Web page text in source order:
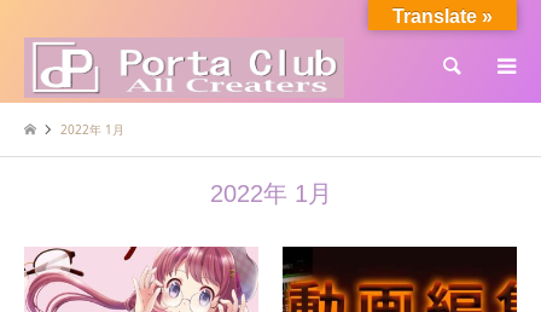
検索
2022年 1月
2022年 1月
Translate »